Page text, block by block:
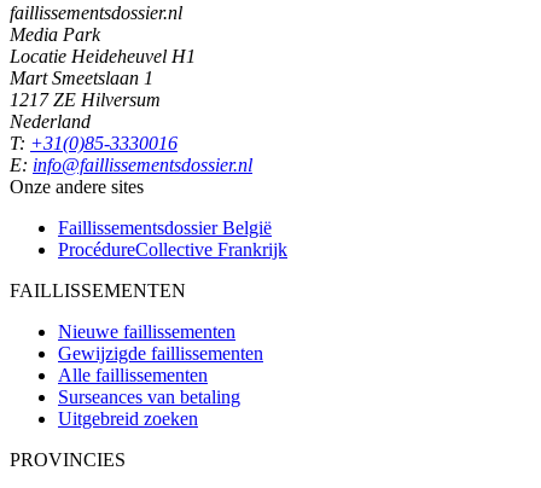
faillissementsdossier.nl
Media Park
Locatie Heideheuvel H1
Mart Smeetslaan 1
1217 ZE Hilversum
Nederland
T: +31(0)85-3330016
E: info@faillissementsdossier.nl
Onze andere sites
Faillissementsdossier België
ProcédureCollective Frankrijk
FAILLISSEMENTEN
Nieuwe faillissementen
Gewijzigde faillissementen
Alle faillissementen
Surseances van betaling
Uitgebreid zoeken
PROVINCIES